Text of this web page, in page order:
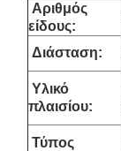
Αριθμός
είδους:
Διάσταση:
Υλικό
πλαισίου:
Τύπος